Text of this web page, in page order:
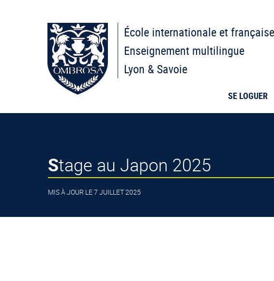
École internationale et française
Enseignement multilingue
Lyon & Savoie
SE LOGUER
Stage au Japon 2025
MIS À JOUR LE 7 JUILLET 2025